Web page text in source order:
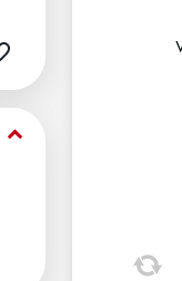
keyboard_arrow_down